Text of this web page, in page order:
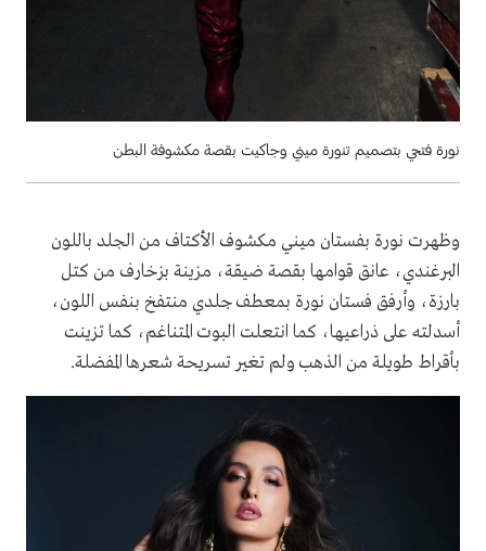
نورة فتحي بتصميم تنورة ميني وجاكيت بقصة مكشوفة البطن
وظهرت نورة بفستان ميني مكشوف الأكتاف من الجلد باللون
البرغندي، عانق قوامها بقصة ضيقة، مزينة بزخارف من كتل
بارزة، وأرفق فستان نورة بمعطف جلدي منتفخ بنفس اللون،
أسدلته على ذراعيها، كما انتعلت البوت المتناغم، كما تزينت
بأقراط طويلة من الذهب ولم تغير تسريحة شعرها المفضلة.